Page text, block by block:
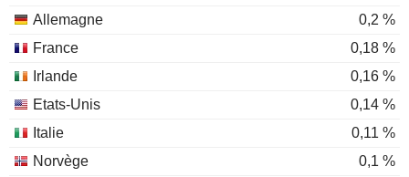
Allemagne
0,2 %
France
0,18 %
Irlande
0,16 %
Etats-Unis
0,14 %
Italie
0,11 %
Norvège
0,1 %